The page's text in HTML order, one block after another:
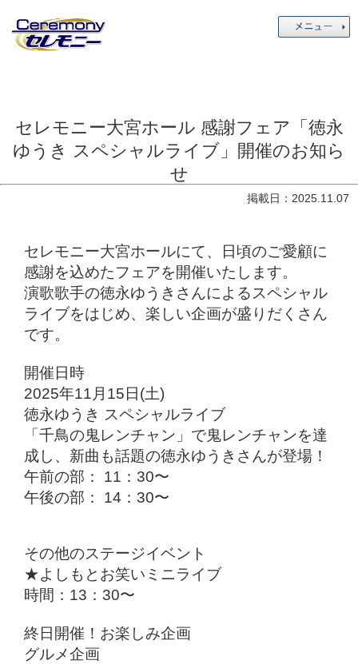
セレモニー大宮ホール 感謝フェア「徳永
ゆうき スペシャルライブ」開催のお知ら
せ
掲載日：2025.11.07
セレモニー大宮ホールにて、日頃のご愛顧に
感謝を込めたフェアを開催いたします。
演歌歌手の徳永ゆうきさんによるスペシャル
ライブをはじめ、楽しい企画が盛りだくさん
です。
開催日時
2025年11月15日(土)
徳永ゆうき スペシャルライブ
「千鳥の鬼レンチャン」で鬼レンチャンを達
成し、新曲も話題の徳永ゆうきさんが登場！
午前の部： 11：30〜
午後の部： 14：30〜
その他のステージイベント
★よしもとお笑いミニライブ
時間：13：30〜
終日開催！お楽しみ企画
グルメ企画